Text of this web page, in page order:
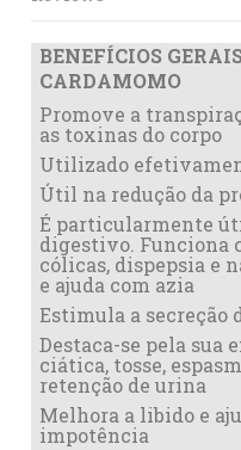
BENEFÍCIOS
CARDAMOMO
Promove a
as toxinas do corpo
Utilizado
Útil na redução da
É particularmente
digestivo. Funciona
cólicas, dispepsia e
e ajuda com azia
Estimula a secreção
Destaca-se pela sua
ciática, tosse,
retenção de urina
Melhora a libido e
impotência